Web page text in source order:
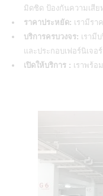
มิดชิด ป้องกันความเสีย
ราคาประหยัด: เรามีร
บริการครบวงจร: เรามี
และประกอบเฟอร์นิเจอร์
เปิดให้บริการ : เราพร้อ